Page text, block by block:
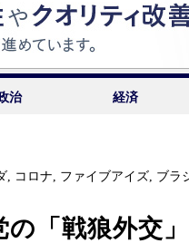
治 経済
, コロナ, ファイブアイズ, ブラ
の「戦狼外交